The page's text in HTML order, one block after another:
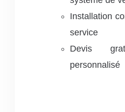
Installation
service
Devis
personnalisé